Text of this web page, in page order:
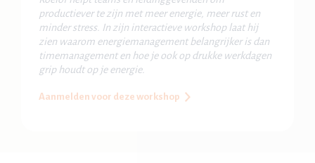
productiever te zijn met meer energie, meer rust en
minder stress. In zijn interactieve workshop laat hij
zien waarom energiemanagement belangrijker is dan
timemanagement en hoe je ook op drukke werkdagen
grip houdt op je energie.
Aanmelden voor deze workshop